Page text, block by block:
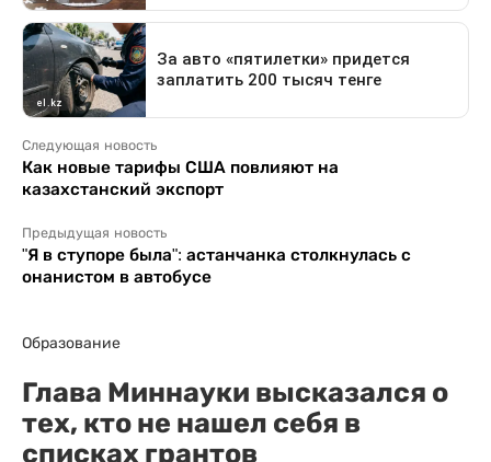
Следующая новость
Как новые тарифы США повлияют на
казахстанский экспорт
Предыдущая новость
"Я в ступоре была": астанчанка столкнулась с
онанистом в автобусе
Образование
Глава Миннауки высказался о
тех, кто не нашел себя в
списках грантов